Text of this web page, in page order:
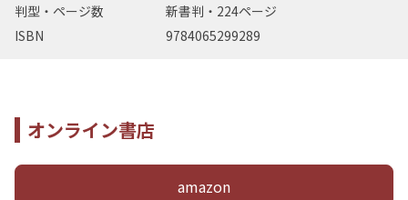
判型・ページ数
新書判・224ページ
ISBN
9784065299289
オンライン書店
amazon